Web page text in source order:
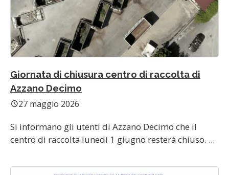
Giornata di chiusura centro di raccolta di
Azzano Decimo
schedule27 maggio 2026
Si informano gli utenti di Azzano Decimo che il
centro di raccolta lunedì 1 giugno resterà chiuso. ...